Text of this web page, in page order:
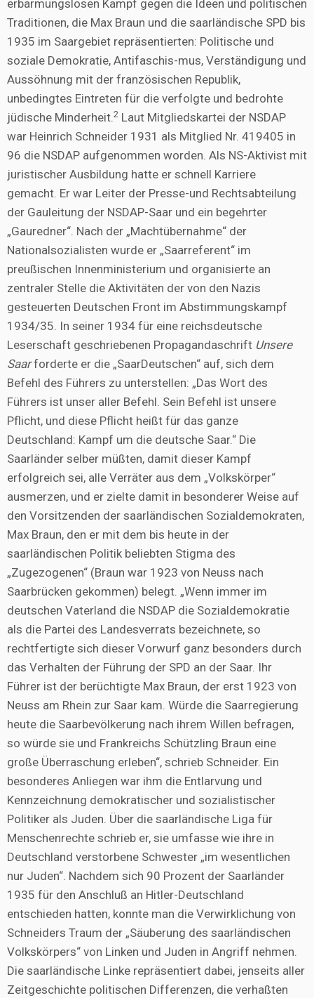
erbarmungslosen Kampf gegen die Ideen und politischen
Traditionen, die Max Braun und die saarländische SPD bis
1935 im Saargebiet repräsentierten: Politische und
soziale Demokratie, Antifaschis-mus, Verständigung und
Aussöhnung mit der französischen Republik,
unbedingtes Eintreten für die verfolgte und bedrohte
jüdische Minderheit.2 Laut Mitgliedskartei der NSDAP
war Heinrich Schneider 1931 als Mitglied Nr. 419405 in
96 die NSDAP aufgenommen worden. Als NS-Aktivist mit
juristischer Ausbildung hatte er schnell Karriere
gemacht. Er war Leiter der Presse-und Rechtsabteilung
der Gauleitung der NSDAP-Saar und ein begehrter
„Gauredner“. Nach der „Machtübernahme“ der
Nationalsozialisten wurde er „Saarreferent“ im
preußischen Innenministerium und organisierte an
zentraler Stelle die Aktivitäten der von den Nazis
gesteuerten Deutschen Front im Abstimmungskampf
1934/35. In seiner 1934 für eine reichsdeutsche
Leserschaft geschriebenen Propagandaschrift Unsere
Saarforderte er die „SaarDeutschen“ auf, sich dem
Befehl des Führers zu unterstellen: „Das Wort des
Führers ist unser aller Befehl. Sein Befehl ist unsere
Pflicht, und diese Pflicht heißt für das ganze
Deutschland: Kampf um die deutsche Saar.“ Die
Saarländer selber müßten, damit dieser Kampf
erfolgreich sei, alle Verräter aus dem „Volkskörper“
ausmerzen, und er zielte damit in besonderer Weise auf
den Vorsitzenden der saarländischen Sozialdemokraten,
Max Braun, den er mit dem bis heute in der
saarländischen Politik beliebten Stigma des
„Zugezogenen“ (Braun war 1923 von Neuss nach
Saarbrücken gekommen) belegt. „Wenn immer im
deutschen Vaterland die NSDAP die Sozialdemokratie
als die Partei des Landesverrats bezeichnete, so
rechtfertigte sich dieser Vorwurf ganz besonders durch
das Verhalten der Führung der SPD an der Saar. Ihr
Führer ist der berüchtigte Max Braun, der erst 1923 von
Neuss am Rhein zur Saar kam. Würde die Saarregierung
heute die Saarbevölkerung nach ihrem Willen befragen,
so würde sie und Frankreichs Schützling Braun eine
große Überraschung erleben“, schrieb Schneider. Ein
besonderes Anliegen war ihm die Entlarvung und
Kennzeichnung demokratischer und sozialistischer
Politiker als Juden. Über die saarländische Liga für
Menschenrechte schrieb er, sie umfasse wie ihre in
Deutschland verstorbene Schwester „im wesentlichen
nur Juden“. Nachdem sich 90 Prozent der Saarländer
1935 für den Anschluß an Hitler-Deutschland
entschieden hatten, konnte man die Verwirklichung von
Schneiders Traum der „Säuberung des saarländischen
Volkskörpers“ von Linken und Juden in Angriff nehmen.
Die saarländische Linke repräsentiert dabei, jenseits aller
Zeitgeschichte politischen Differenzen, die verhaßten